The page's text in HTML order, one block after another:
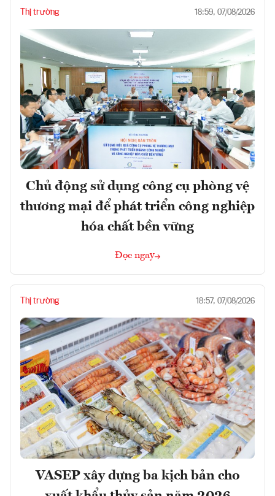
Thị trường 18:59, 07/08/2026
Chủ động sử dụng công cụ phòng vệ
thương mại để phát triển công nghiệp
hóa chất bền vững
Đọc ngay
Thị trường 18:57, 07/08/2026
VASEP xây dựng ba kịch bản cho